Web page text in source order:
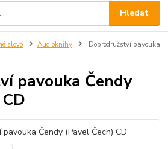
Hledat
slovo Audioknihy
Dobrodružství pavouka
pavouka Čendy